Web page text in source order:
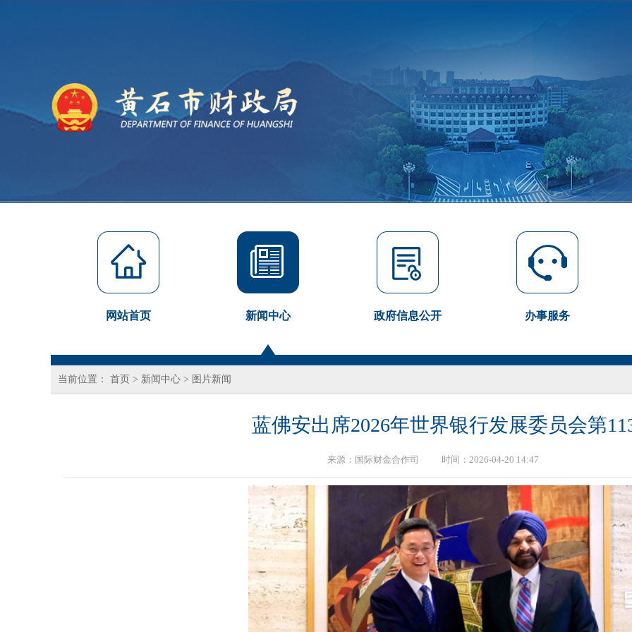
网站首页 新闻中心 政府信息公开 办事服务
当前位置： 首页 > 新闻中心 > 图片新闻
蓝佛安出席2026年世界银行发展委员会第
来源： 国际财金合作司 时间：2026-04-20 14:47